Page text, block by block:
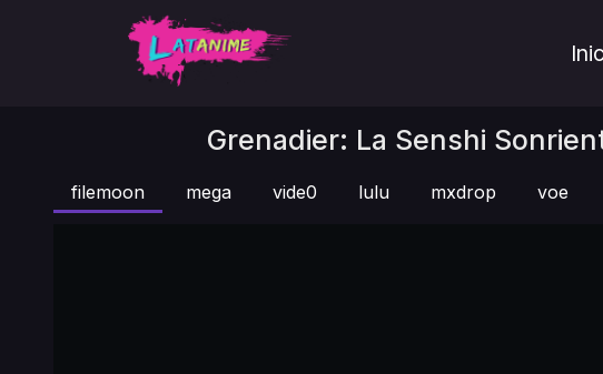
Grenadier: La Senshi
filemoon mega vide0 lulu mxdrop voe